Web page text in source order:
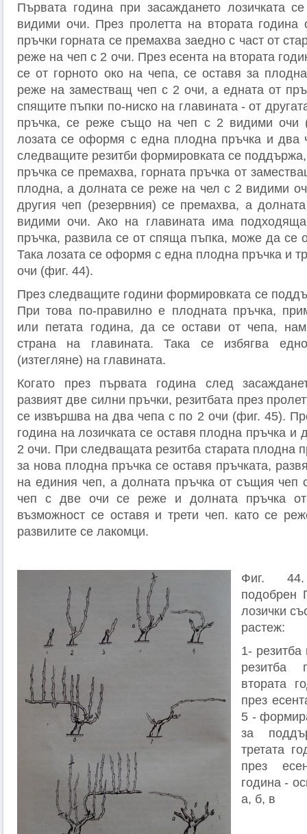
Първата година при засаждането лозичката
видими очи. През пролетта на втората година
пръчки горната се премахва заедно с част от
реже на чеп с 2 очи. През есента на втората
се от горното око на чепа, се оставя за
реже на заместващ чеп с 2 очи, а едната от
спящите пъпки по-ниско на главината - от
пръчка, се реже също на чеп с 2 видими очи
лозата се оформя с една плодна пръчка и два
следващите резитби формировката се поддържа,
пръчка се премахва, горната пръчка от
плодна, а долната се реже на чел с 2 видими
другия чеп (резервния) се премахва, а
видими очи. Ако на главината има
пръчка, развила се от спяща пъпка, може да се
Така лозата се оформя с една плодна пръчка и
очи (фиг. 44).
През следващите години формировката се
При това по-правилно е плодната пръчка,
или петата година, да се остави от чепа,
страна на главината. Така се избягва
(изтегляне) на главината.
Когато през първата година след
развият две силни пръчки, резитбата през
се извършва на два чепа с по 2 очи (фиг. 45).
година на лозичката се оставя плодна пръчка и
2 очи. При следващата резитба старата плодна
за нова плодна пръчка се оставя пръчката,
на единия чеп, а долната пръчка от същия
чеп с две очи се реже и долната пръчка
възможност се оставя и трети чеп. като се
развилите се лакомци.
Фиг.
подобрен
лозички
растеж:
1-
резитба
втората
през
5 -
зa
третата
през
година -
а, б, в